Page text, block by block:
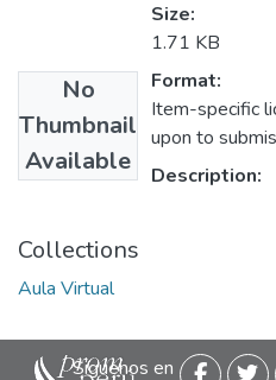
No
Thumbnail
Available
Size:
1.71 KB
Format:
Item-specific
upon to
Description:
Collections
Aula Virtual
Siguenos en